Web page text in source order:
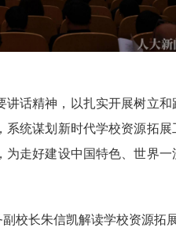
话精神，以扎实开展树立和
统谋划新时代学校资源拓展
走好建设中国特色、世界一
校长朱信凯解读学校资源拓